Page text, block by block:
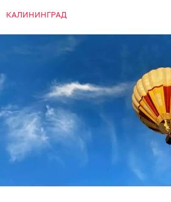
КАЛИНИНГРАД